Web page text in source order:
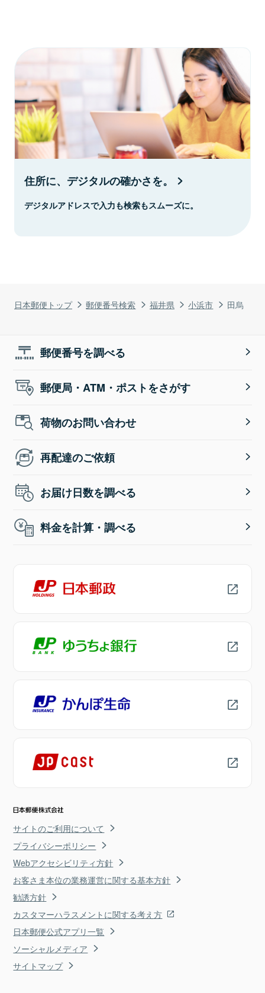
日本郵便トップ 郵便番号検索 福井県 小浜市 田烏
住所に、デジタルの確かさを。
デジタルアドレスで入力も検索もスムーズに。
郵便番号を調べる
郵便局・ATM・ポストをさがす
荷物のお問い合わせ
再配達のご依頼
お届け日数を調べる
料金を計算・調べる
サイトのご利用について
プライバシーポリシー
Webアクセシビリティ方針
お客さま本位の業務運営に関する基本方針
勧誘方針
カスタマーハラスメントに関する考え方
日本郵便公式アプリ一覧
ソーシャルメディア
サイトマップ